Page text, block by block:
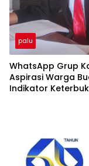
palu
WhatsApp Grup
Aspirasi Warga
Indikator